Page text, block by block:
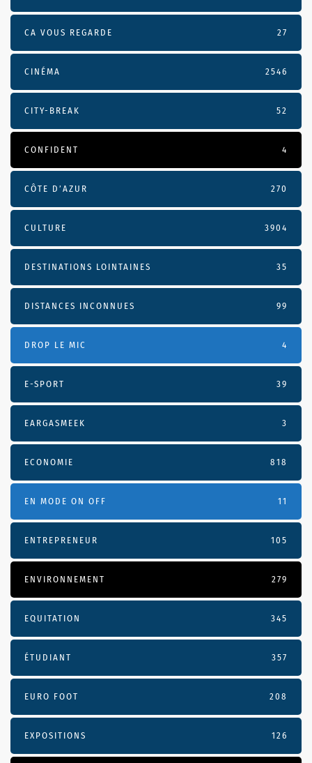
CA VOUS REGARDE 27
CINÉMA 2546
CITY-BREAK 52
CONFIDENT 4
CÔTE D’AZUR 270
CULTURE 3904
DESTINATIONS LOINTAINES 35
DISTANCES INCONNUES 99
DROP LE MIC 4
E-SPORT 39
EARGASMEEK 3
ECONOMIE 818
EN MODE ON OFF 11
ENTREPRENEUR 105
ENVIRONNEMENT 279
EQUITATION 345
ÉTUDIANT 357
EURO FOOT 208
EXPOSITIONS 126